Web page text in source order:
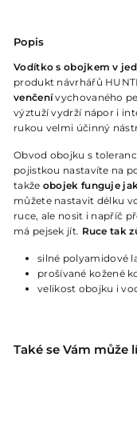
Popis
Vodítko s obojkem v
produkt návrhářů
venčení vychovaného
výztuží vydrží nápor i
rukou velmi účinný
Obvod obojku s
pojistkou nastavíte na
takže obojek funguje
můžete nastavit délku
ruce, ale nosit i napříč
má pejsek jít. Ruce tak
silné polyamidové
prošívané kožené
velikost obojku i
Také se Vám může